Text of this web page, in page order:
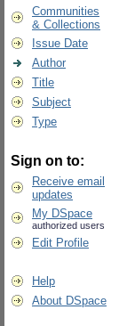
Communities
& Collections
Issue Date
Author
Title
Subject
Type
Sign on to:
Receive email
updates
My DSpace
authorized users
Edit Profile
Help
About DSpace